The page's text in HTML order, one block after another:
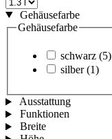
Gehäusefarbe
Gehäusefarbe
schwarz (5)
silber (1)
Ausstattung
Funktionen
Breite